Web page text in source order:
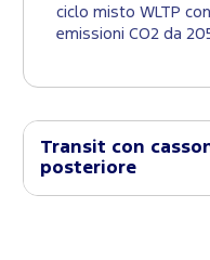
ciclo misto WLTP
emissioni CO2 da
Transit con
posteriore